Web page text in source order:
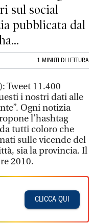
sul social
pubblicata dal
1 MINUTI DI LETTURA
Tweet 11.400
i nostri dati alle
Ogni notizia
l’hashtag
tutti coloro che
sulle vicende del
sia la provincia. Il
2010.
CLICCA QUI